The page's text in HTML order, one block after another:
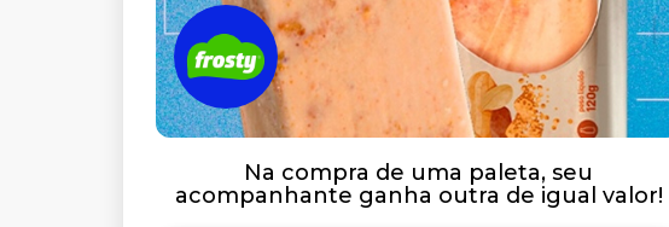
Na compra de uma paleta, seu
acompanhante ganha outra de igual valor!